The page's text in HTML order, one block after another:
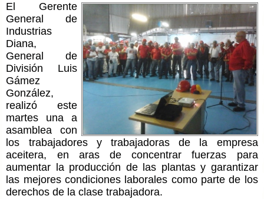
El Gerente
General de
Industrias
Diana,
General de
División Luis
Gámez
González,
realizó este
martes una a
asamblea con
los trabajadores y trabajadoras de la empresa
aceitera, en aras de concentrar fuerzas para
aumentar la producción de las plantas y garantizar
las mejores condiciones laborales como parte de los
derechos de la clase trabajadora.